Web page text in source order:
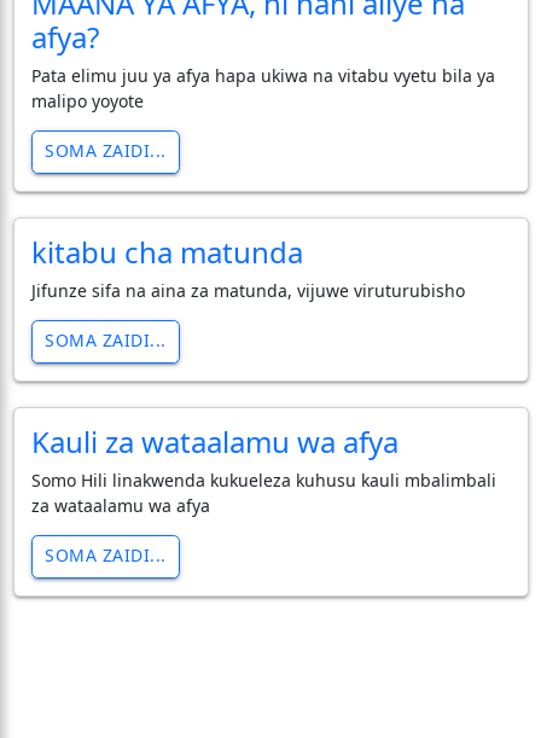
afya?
Pata elimu juu ya afya hapa ukiwa na vitabu vyetu bila ya
malipo yoyote
SOMA ZAIDI...
kitabu cha matunda
Jifunze sifa na aina za matunda, vijuwe viruturubisho
SOMA ZAIDI...
Kauli za wataalamu wa afya
Somo Hili linakwenda kukueleza kuhusu kauli mbalimbali
za wataalamu wa afya
SOMA ZAIDI...